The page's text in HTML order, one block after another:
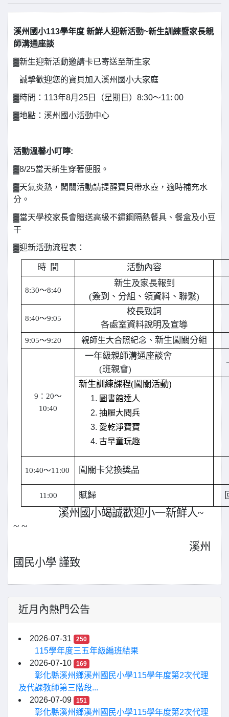
溪州國小113學年度 新鮮人迎新活動~新生訓練暨家長親
師溝通座談
▓新生迎新活動邀請卡已寄送至新生家
誠摯歡迎您的寶貝加入溪州國小大家庭
▓時間： 113年8月 25 日（星期日） 8:30～11: 00
▓地點：溪州國小活動中心
活動溫馨小叮嚀:
▓8/25當天新生穿著便服。
▓天氣炎熱，闖關活動請提醒寶貝帶水壺，適時補充水
分。
▓當天學校家長會贈送高級不鏽鋼隔熱餐具、餐盒及小豆
干
▓迎新活動流程表：
時 間 活動內容
8:30～8:40
新生及家長報到
(簽到、分組、領資料、聯繫)
8:40～9:05
校長致詞
各處室資料說明及宣導
9:05～9:20 親師生大合照紀念、 新生闖關分組
9 ：20～
10:40
一年級親師溝通座談會
(班親會)
新生訓練課程(闖關活動)
圖書館達人
抽屜大閱兵
愛乾淨寶寶
古早童玩趣
10:40～11:00 闖關卡兌換獎品
11:00 賦歸
溪州國小竭誠歡迎小一新鮮人~
~ ~
溪州
國民小學 謹致
近月內熱門公告
2026-07-31 250
115學年度三五年級編班結果
2026-07-10
169
彰化縣溪州鄉溪州國民小學115學年度第2次代理
及代課教師第三階段...
2026-07-09
151
彰化縣溪州鄉溪州國民小學115學年度第2次代理